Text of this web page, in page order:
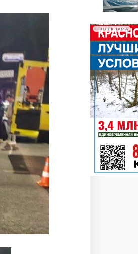
СОЦРЕКЛАМА